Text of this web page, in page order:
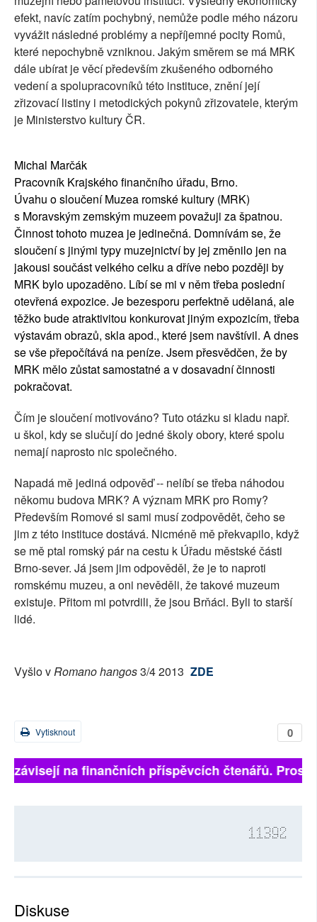
efekt, navíc zatím pochybný, nemůže podle mého názoru
vyvážit následné problémy a nepříjemné pocity Romů,
které nepochybně vzniknou. Jakým směrem se má MRK
dále ubírat je věcí především zkušeného odborného
vedení a spolupracovníků této instituce, znění její
zřizovací listiny i metodických pokynů zřizovatele, kterým
je Ministerstvo kultury ČR.
Michal Marčák
Pracovník Krajského finančního úřadu, Brno.
Úvahu o sloučení Muzea romské kultury (MRK)
s Moravským zemským muzeem považuji za špatnou.
Činnost tohoto muzea je jedinečná. Domnívám se, že
sloučení s jinými typy muzejnictví by jej změnilo jen na
jakousi součást velkého celku a dříve nebo později by
MRK bylo upozaděno. Líbí se mi v něm třeba poslední
otevřená expozice. Je bezesporu perfektně udělaná, ale
těžko bude atraktivitou konkurovat jiným expozicím, třeba
výstavám obrazů, skla apod., které jsem navštívil. A dnes
se vše přepočítává na peníze. Jsem přesvědčen, že by
MRK mělo zůstat samostatné a v dosavadní činnosti
pokračovat.
Čím je sloučení motivováno? Tuto otázku si kladu např.
u škol, kdy se slučují do jedné školy obory, které spolu
nemají naprosto nic společného.
Napadá mě jediná odpověď -- nelíbí se třeba náhodou
někomu budova MRK? A význam MRK pro Romy?
Především Romové si sami musí zodpovědět, čeho se
jim z této instituce dostává. Nicméně mě překvapilo, když
se mě ptal romský pár na cestu k Úřadu městské části
Brno-sever. Já jsem jim odpověděl, že je to naproti
romskému muzeu, a oni nevěděli, že takové muzeum
existuje. Přitom mi potvrdili, že jsou Brňáci. Byli to starší
lidé.
Vyšlo vRomano hangos3/4 2013 ZDE
0
Vytisknout
závisejí na finančních příspěvcích čtenářů.
11392
Diskuse